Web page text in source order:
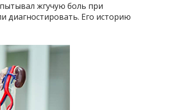
жгучую боль при
диагностировать. Его историю